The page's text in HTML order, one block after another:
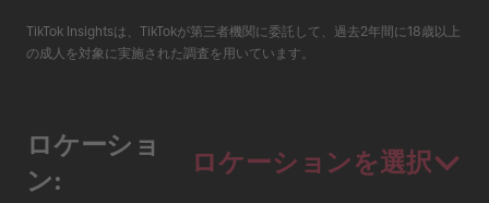
TikTok Insightsは、TikTokが第三者機関に委託して、過去2年間に18歳以上
の成人を対象に実施された調査を用いています。
ロケーショ
ン:
ロケーションを選択